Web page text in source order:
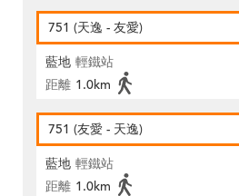
751 (天逸 - 友愛)
藍地 輕鐵站
距離 1.0km
751 (友愛 - 天逸)
藍地 輕鐵站
距離 1.0km